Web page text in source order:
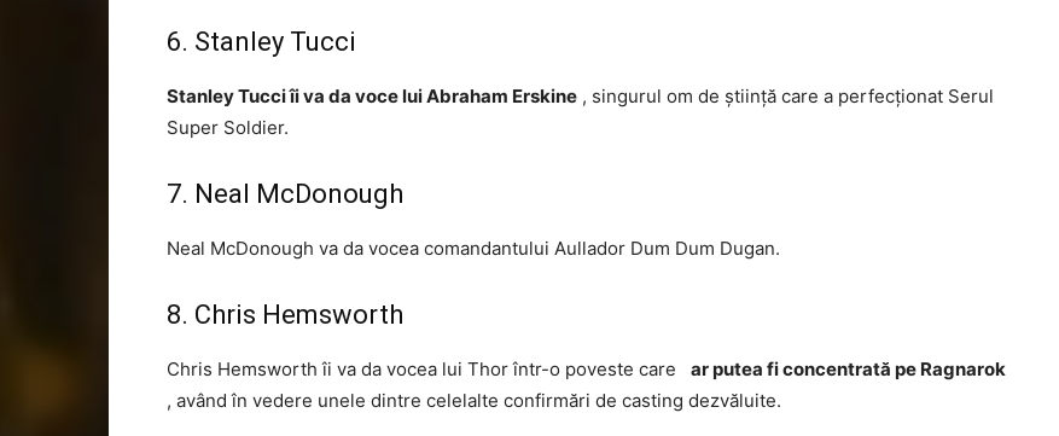
6. Stanley Tucci
Stanley Tucci îi va da voce lui Abraham Erskine , singurul om de știință care a perfecționat Serul
Super Soldier.
7. Neal McDonough
Neal McDonough va da vocea comandantului Aullador Dum Dum Dugan.
8. Chris Hemsworth
Chris Hemsworth îi va da vocea lui Thor într-o poveste care ar putea fi concentrată pe Ragnarok
, având în vedere unele dintre celelalte confirmări de casting dezvăluite.